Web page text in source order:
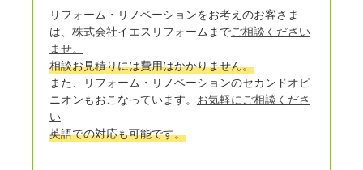
t
e
r
e
b
o
o
k
リフォーム・リノベーションをお考えのお客さま
は、株式会社イエスリフォームまでご相談ください
ませ。
相談お見積りには費用はかかりません。
また、リフォーム・リノベーションのセカンドオピ
ニオンもおこなっています。 お気軽にご相談くださ
い
英語での対応も可能です。